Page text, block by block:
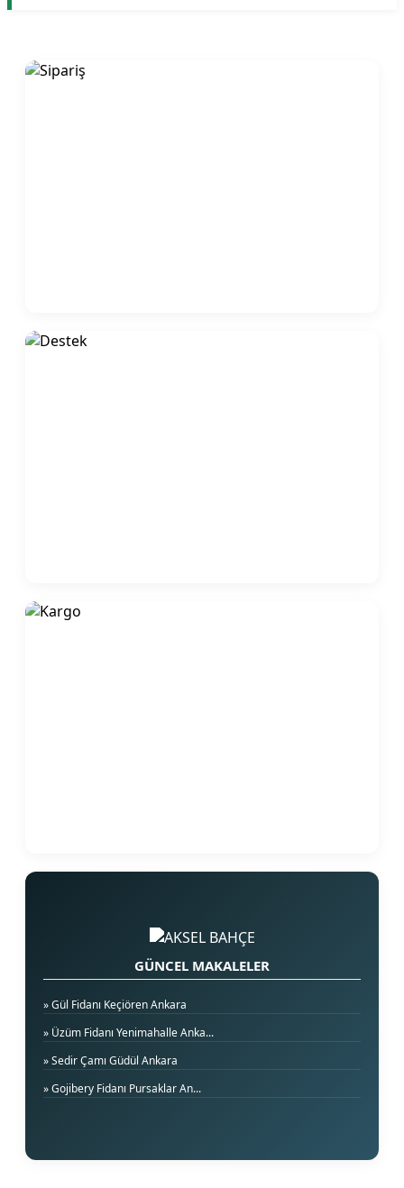
GÜNCEL MAKALELER
» Gül Fidanı Keçiören Ankara
» Üzüm Fidanı Yenimahalle Anka...
» Sedir Çamı Güdül Ankara
» Gojibery Fidanı Pursaklar An...